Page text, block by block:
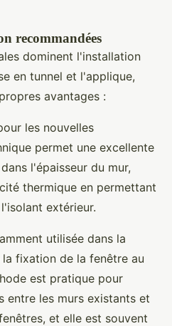
recommandées
dominent l'installation
en tunnel et l'applique,
avantages :
les nouvelles
permet une excellente
l'épaisseur du mur,
thermique en permettant
extérieur.
utilisée dans la
fixation de la fenêtre au
est pratique pour
entre les murs existants et
et elle est souvent